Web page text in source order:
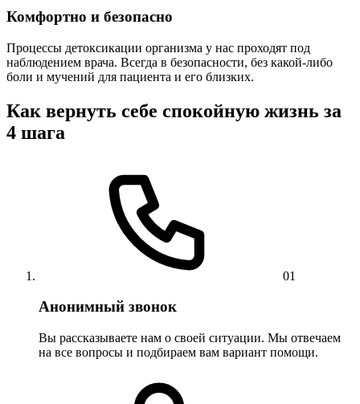
Комфортно и безопасно
Процессы детоксикации организма у нас проходят под
наблюдением врача. Всегда в безопасности, без какой-либо
боли и мучений для пациента и его близких.
Как вернуть себе спокойную жизнь за
4 шага
01
Анонимный звонок
Вы рассказываете нам о своей ситуации. Мы отвечаем
на все вопросы и подбираем вам вариант помощи.